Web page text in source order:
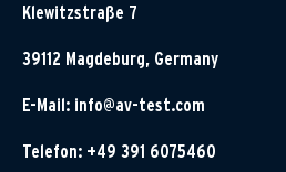
Klewitzstraße 7
39112 Magdeburg, Germany
E-Mail: info@av-test.com
Telefon: +49 391 6075460